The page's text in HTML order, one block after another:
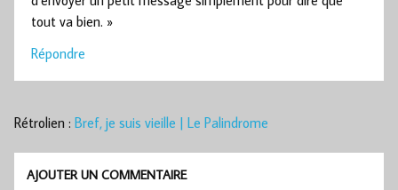
tout va bien. »
Répondre
Rétrolien : Bref, je suis vieille | Le Palindrome
AJOUTER UN COMMENTAIRE